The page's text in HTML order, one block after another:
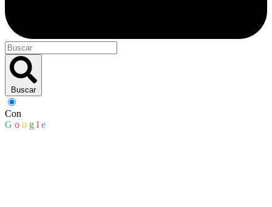
Buscar
Con
G o o g l e